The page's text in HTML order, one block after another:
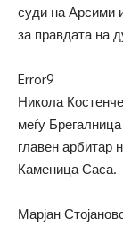
суди на Арсими
за правдата на
Error9
Никола
меѓу
главен арбитар
Каменица Саса.
Марјан